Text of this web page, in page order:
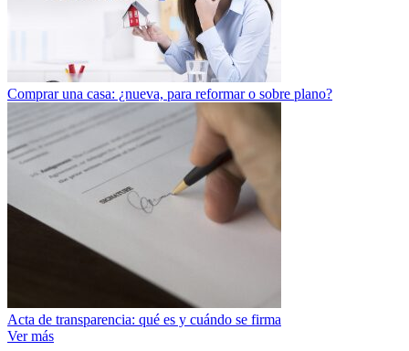
Comprar una casa: ¿nueva, para reformar o sobre plano?
Acta de transparencia: qué es y cuándo se firma
Ver más